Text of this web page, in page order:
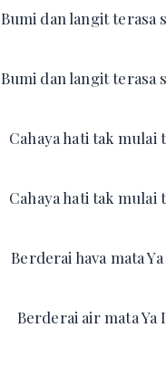
Bumi dan langit terasa
Bumi dan langit terasa
Cahaya hati tak mulai
Cahaya hati tak mulai
Berderai hava mata
Berderai air mata Ya